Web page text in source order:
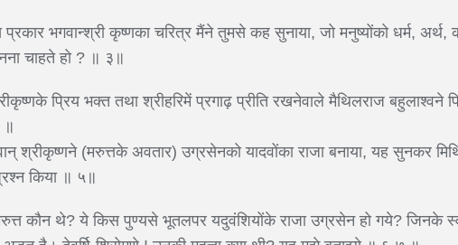
भगवान्श्री कृष्णका चरित्र मैंने तुमसे कह सुनाया, जो मनुष्योंको धर्म, अर्थ,
चाहते हो ? ॥ ३॥
प्रिय भक्त तथा श्रीहरिमें प्रगाढ़ प्रीति रखनेवाले मैथिलराज बहुलाश्वने
॥
श्रीकृष्णने (मरुत्तके अवतार) उग्रसेनको यादवोंका राजा बनाया, यह सुनकर
किया ॥ ५॥
कौन थे? ये किस पुण्यसे भूतलपर यदुवंशियोंके राजा उग्रसेन हो गये? जिनके